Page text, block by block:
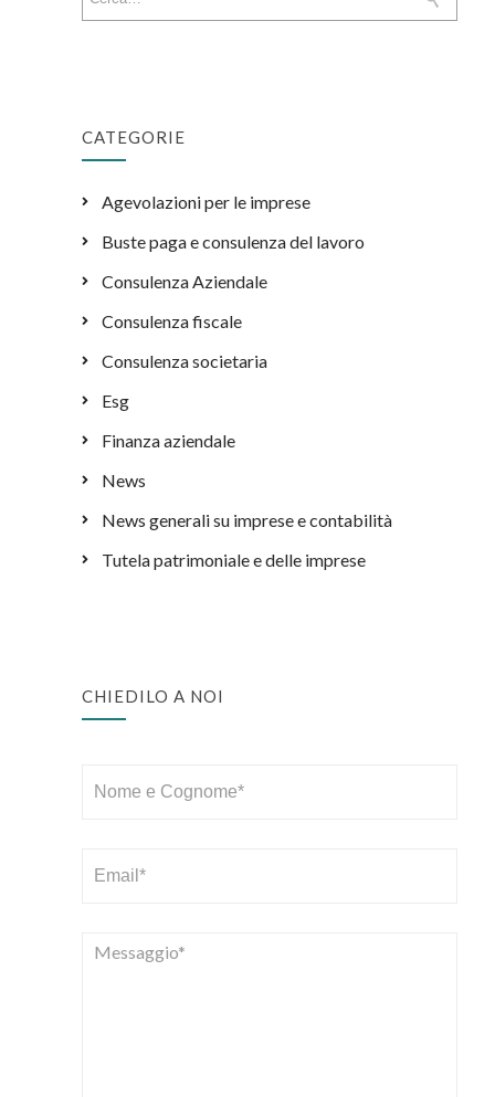
CATEGORIE
Agevolazioni per le imprese
Buste paga e consulenza del lavoro
Consulenza Aziendale
Consulenza fiscale
Consulenza societaria
Esg
Finanza aziendale
News
News generali su imprese e contabilità
Tutela patrimoniale e delle imprese
CHIEDILO A NOI